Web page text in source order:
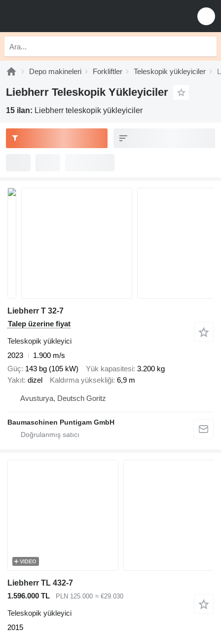
Depo makineleri Forkliftler Teleskopik yükleyiciler
Liebherr Teleskopik Yükleyiciler
15 ilan: Liebherr teleskopik yükleyiciler
Liebherr T 32-7
Talep üzerine fiyat
Teleskopik yükleyici
2023
1.900 m/s
Güç 143 bg (105 kW) Yük kapasitesi 3.200 kg
Yakıt dizel Kaldırma yüksekliği 6,9 m
Avusturya, Deutsch Goritz
Baumaschinen Puntigam GmbH
VIDEO
Liebherr TL 432-7
1.596.000 TL
PLN 125.000 ≈ €29.030
Teleskopik yükleyici
2015